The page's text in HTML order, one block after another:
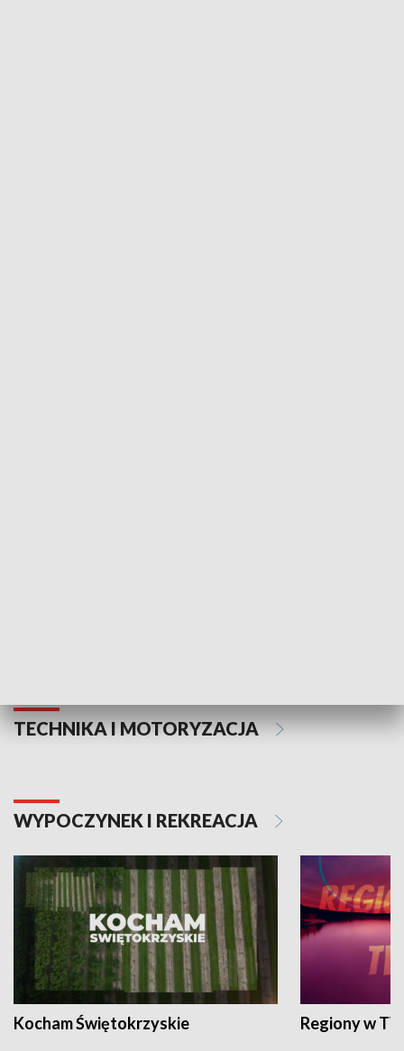
TECHNIKA I MOTORYZACJA
WYPOCZYNEK I REKREACJA
Kocham Świętokrzyskie Regiony w